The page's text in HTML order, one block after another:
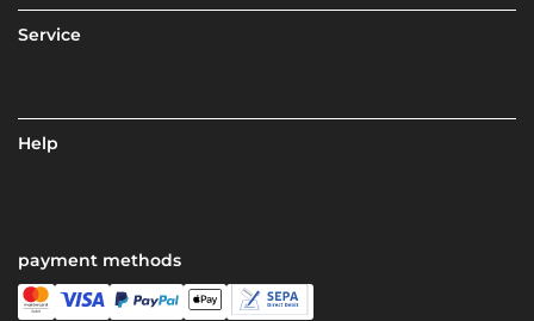
Service
Help
payment methods